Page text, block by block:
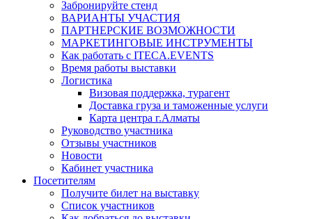
Забронируйте стенд
ВАРИАНТЫ УЧАСТИЯ
ПАРТНЕРСКИЕ ВОЗМОЖНОСТИ
МАРКЕТИНГОВЫЕ ИНСТРУМЕНТЫ
Как работать с ITECA.EVENTS
Время работы выставки
Логистика
Визовая поддержка, турагент
Доставка груза и таможенные услуги
Карта центра г.Алматы
Руководство участника
Отзывы участников
Новости
Кабинет участника
Посетителям
Получите билет на выставку
Список участников